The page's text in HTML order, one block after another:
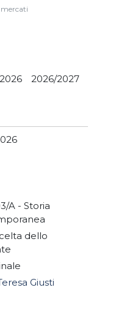
mercati
2026/2027
A - Storia
dello
Giusti